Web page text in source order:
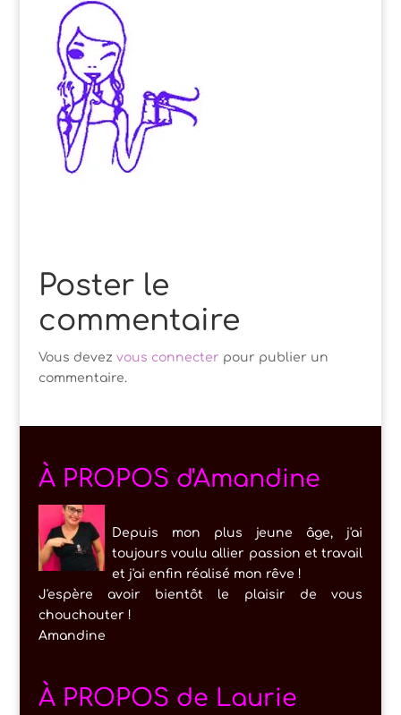
Poster le
commentaire
Vous devez vous connecter pour publier un
commentaire.
À PROPOS d'Amandine
Depuis mon plus jeune âge, j'ai
toujours voulu allier passion et travail
et j'ai enfin réalisé mon rêve !
J'espère avoir bientôt le plaisir de vous
chouchouter !
Amandine
À PROPOS de Laurie